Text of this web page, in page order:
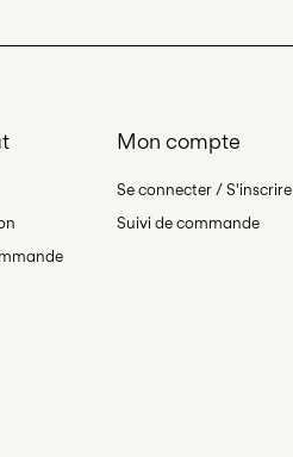
Mon compte
Se connecter / S'inscrire
Suivi de commande